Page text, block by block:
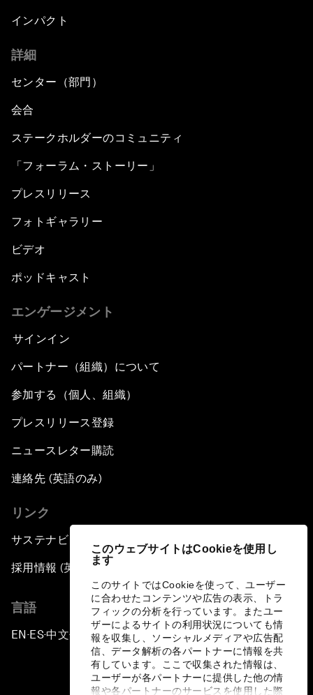
このウェブサイトはCookieを使用し
ます
このサイトではCookieを使って、ユーザー
に合わせたコンテンツや広告の表示、トラ
フィックの分析を行っています。またユー
ザーによるサイトの利用状況についても情
報を収集し、ソーシャルメディアや広告配
信、データ解析の各パートナーに情報を共
有しています。ここで収集された情報は、
ユーザーが各パートナーに提供した他の情
報や各パートナーのサービスを使用した際
インパクト
詳細
センター（部門）
会合
ステークホルダーのコミュニティ
「フォーラム・ストーリー」
プレスリリース
フォトギャラリー
ビデオ
ポッドキャスト
エンゲージメント
サインイン
パートナー（組織）について
参加する（個人、組織）
プレスリリース登録
ニュースレター購読
連絡先 (英語のみ)
リンク
サステナビリティへの取り組み
採用情報 (英語のみ)
言語
EN ▪ES▪中文▪ 日本語